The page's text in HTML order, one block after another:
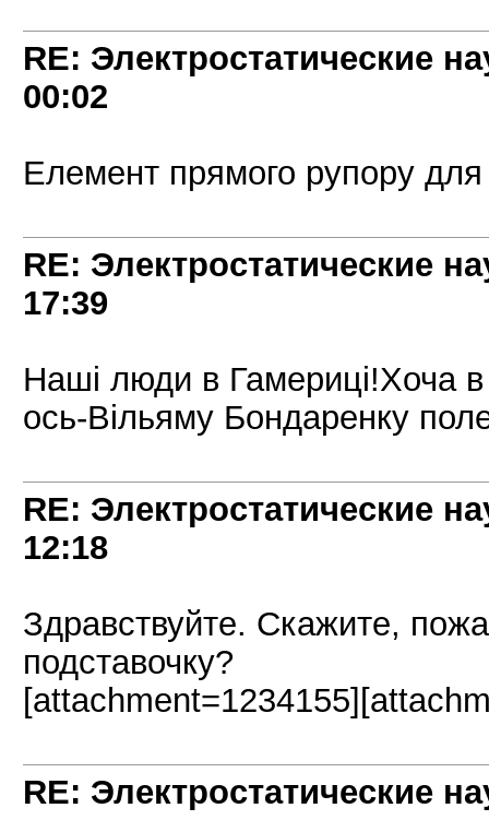
RE: Электростатические
00:02
Елемент прямого рупору
RE: Электростатические
17:39
Нашi люди в Гамерицi!Хоча в
ось-Вiльяму Бондаренку
RE: Электростатические
12:18
Здравствуйте. Скажите,
подставочку?
RE: Электростатические